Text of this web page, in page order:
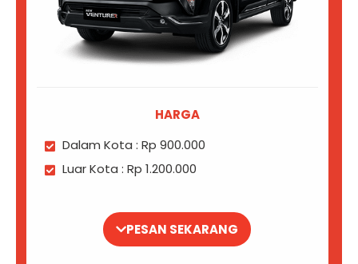
HARGA
Dalam Kota : Rp 900.000
Luar Kota : Rp 1.200.000
PESAN SEKARANG